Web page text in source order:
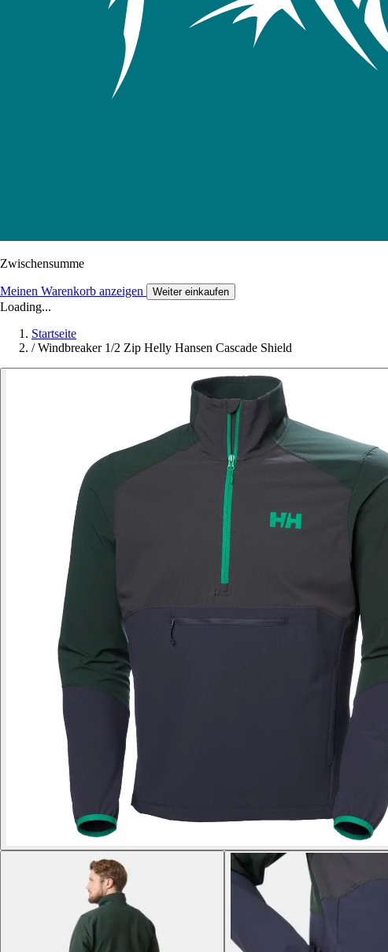
Zwischensumme
Meinen Warenkorb anzeigen Weiter einkaufen
Loading...
Startseite
/ Windbreaker 1/2 Zip Helly Hansen Cascade Shield